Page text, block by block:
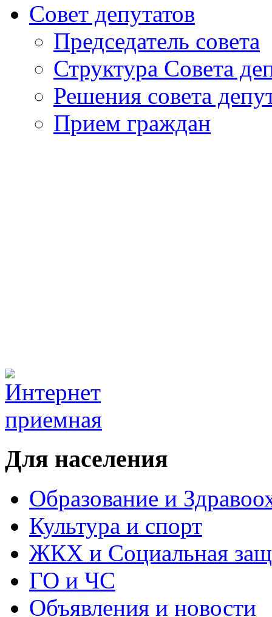
Совет депутатов
Председатель совета
Структура Совета
Решения совета
Прием граждан
Для населения
Образование и
Культура и спорт
ЖКХ и Социальная
ГО и ЧС
Объявления и новости